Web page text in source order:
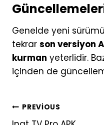
Genelde yeni
tekrar son versiyon
kurman yeterlidir.
içinden de
Yazı
PREVIOUS